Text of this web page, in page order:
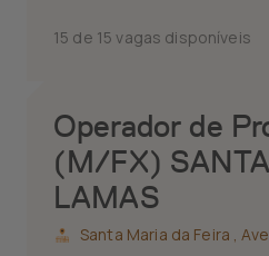
15 de 15 vagas disponíveis
Operador de
(M/FX)
LAMAS
Santa Maria da Feira ,